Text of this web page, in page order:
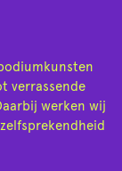
verrassende
werken wij